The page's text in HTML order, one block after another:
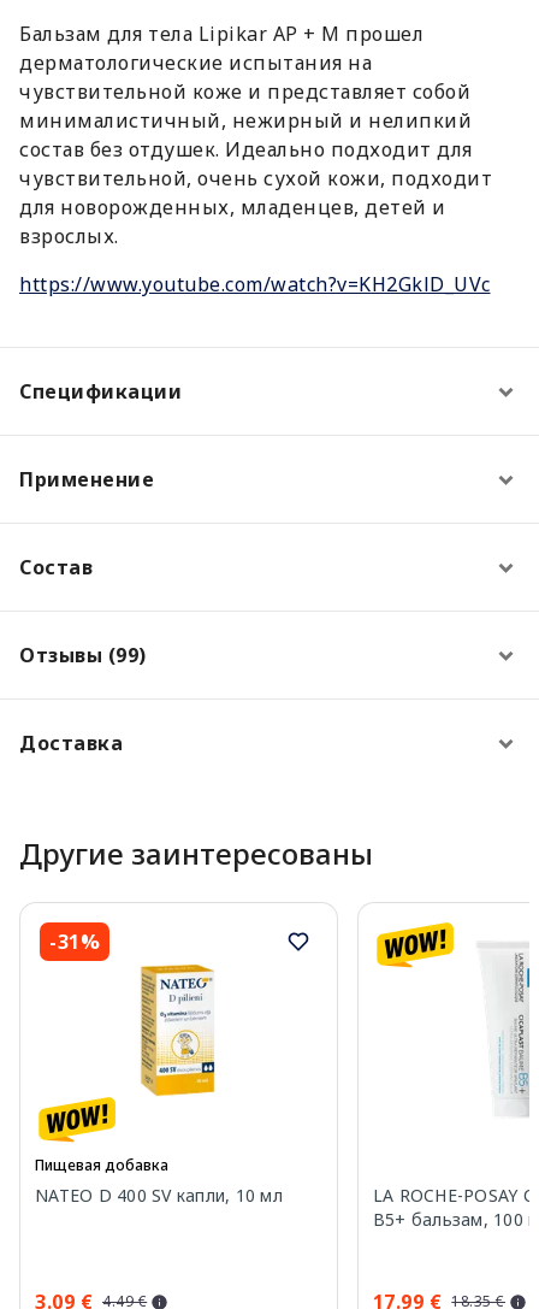
Бальзам для тела Lipikar AP + M прошел
дерматологические испытания на
чувствительной коже и представляет собой
минималистичный, нежирный и нелипкий
состав без отдушек. Идеально подходит для
чувствительной, очень сухой кожи, подходит
для новорожденных, младенцев, детей и
взрослых.
https://www.youtube.com/watch?v=KH2GklD_UVc
Спецификации
Применение
Состав
Отзывы (99)
Доставка
Другие заинтересованы
-31%
Пищевая добавка
NATEO D 400 SV капли, 10 мл
3.09 € 4.49 €
LA ROCHE-POSAY
B5+ бальзам, 100
17.99 € 18.35 €